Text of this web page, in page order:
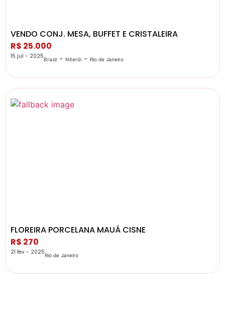
VENDO CONJ. MESA, BUFFET E CRISTALEIRA
R$ 25.000
15 jul - 2025Brasil - Niterói - Rio de Janeiro
FLOREIRA PORCELANA MAUÁ CISNE
R$ 270
21 fev - 2025Rio de Janeiro